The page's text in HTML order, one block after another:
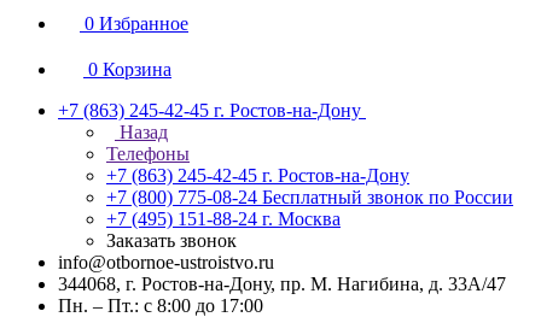
0 Избранное
0 Корзина
+7 (863) 245-42-45 г. Ростов-на-Дону
Назад
Телефоны
+7 (863) 245-42-45 г. Ростов-на-Дону
+7 (800) 775-08-24 Бесплатный звонок по России
+7 (495) 151-88-24 г. Москва
Заказать звонок
info@otbornoe-ustroistvo.ru
344068, г. Ростов-на-Дону, пр. М. Нагибина, д. 33А/47
Пн. – Пт.: с 8:00 до 17:00